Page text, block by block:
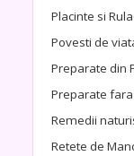
Placinte si
Povesti de
Preparate din
Preparate
Remedii
Retete de